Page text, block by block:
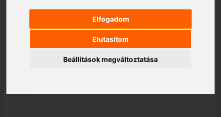
Elfogadom
Elutasítom
Beállítások megváltoztatása